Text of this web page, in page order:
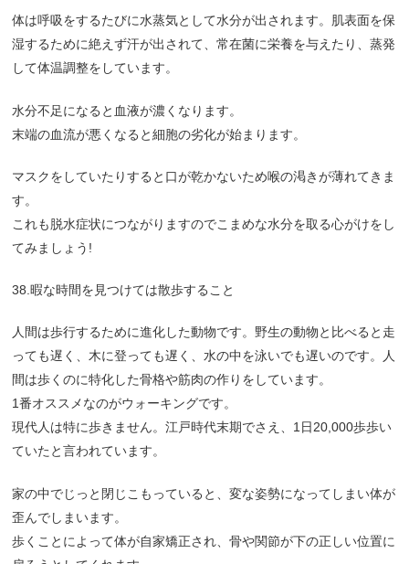
体は呼吸をするたびに水蒸気として水分が出されます。肌表面を保
湿するために絶えず汗が出されて、常在菌に栄養を与えたり、蒸発
して体温調整をしています。
水分不足になると血液が濃くなります。
末端の血流が悪くなると細胞の劣化が始まります。
マスクをしていたりすると口が乾かないため喉の渇きが薄れてきま
す。
これも脱水症状につながりますのでこまめな水分を取る心がけをし
てみましょう!
38.暇な時間を見つけては散歩すること
人間は歩行するために進化した動物です。野生の動物と比べると走
っても遅く、木に登っても遅く、水の中を泳いでも遅いのです。人
間は歩くのに特化した骨格や筋肉の作りをしています。
1番オススメなのがウォーキングです。
現代人は特に歩きません。江戸時代末期でさえ、1日20,000歩歩い
ていたと言われています。
家の中でじっと閉じこもっていると、変な姿勢になってしまい体が
歪んでしまいます。
歩くことによって体が自家矯正され、骨や関節が下の正しい位置に